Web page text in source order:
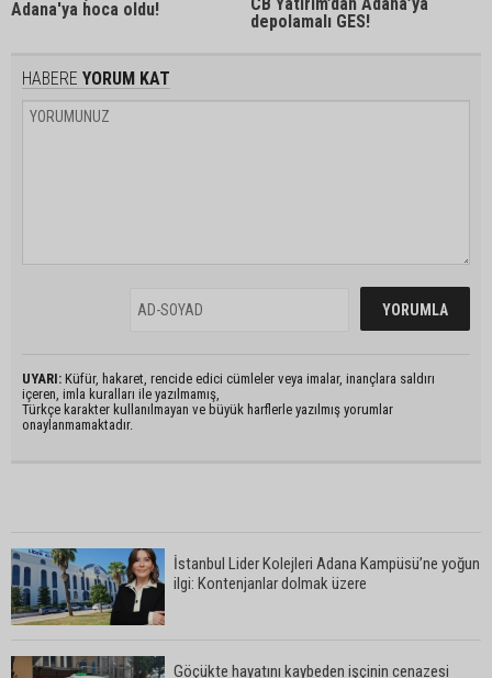
Adana'ya hoca oldu!
depolamalı GES!
HABERE YORUM KAT
UYARI: Küfür, hakaret, rencide edici cümleler veya imalar, inançlara saldırı
içeren, imla kuralları ile yazılmamış,
Türkçe karakter kullanılmayan ve büyük harflerle yazılmış yorumlar
onaylanmamaktadır.
İstanbul Lider Kolejleri Adana Kampüsü’ne yoğun
ilgi: Kontenjanlar dolmak üzere
Göçükte hayatını kaybeden işçinin cenazesi